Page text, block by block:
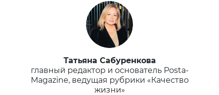
Татьяна Сабуренкова
главный редактор и основатель Posta-
Magazine, ведущая рубрики «Качество
жизни»